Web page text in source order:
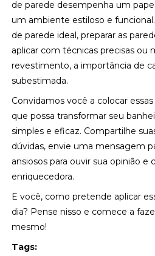
de parede desempenha um
um ambiente estiloso e
de parede ideal, preparar as
aplicar com técnicas precisas ou
revestimento, a importância de
subestimada.
Convidamos você a colocar
que possa transformar seu
simples e eficaz. Compartilhe
dúvidas, envie uma mensagem
ansiosos para ouvir sua opinião e
enriquecedora.
E você, como pretende aplicar
dia? Pense nisso e comece a
mesmo!
Tags: